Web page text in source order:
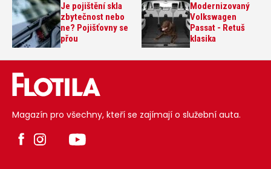
Je pojištění skla
zbytečnost nebo
ne? Pojišťovny se
přou
Modernizovaný
Volkswagen
Passat - Retuš
klasika
Magazín pro všechny, kteří se zajímají o služební auta.